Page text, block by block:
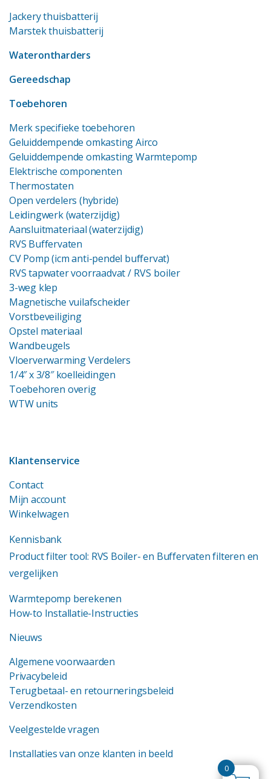
Jackery thuisbatterij
Marstek thuisbatterij
Waterontharders
Gereedschap
Toebehoren
Merk specifieke toebehoren
Geluiddempende omkasting Airco
Geluiddempende omkasting Warmtepomp
Elektrische componenten
Thermostaten
Open verdelers (hybride)
Leidingwerk (waterzijdig)
Aansluitmateriaal (waterzijdig)
RVS Buffervaten
CV Pomp (icm anti-pendel buffervat)
RVS tapwater voorraadvat/ RVS boiler
3-weg klep
Magnetische vuilafscheider
Vorstbeveiliging
Opstel materiaal
Wandbeugels
Vloerverwarming Verdelers
1/4″ x 3/8″ koelleidingen
Toebehoren overig
WTW units
Klantenservice
Contact
Mijn account
Winkelwagen
Kennisbank
Product filter tool: RVS Boiler- en Buffervaten filteren en
vergelijken
Warmtepomp berekenen
How-to Installatie-Instructies
Nieuws
Algemene voorwaarden
Privacybeleid
Terugbetaal- en retourneringsbeleid
Verzendkosten
Veelgestelde vragen
Installaties van onze klanten in beeld
0